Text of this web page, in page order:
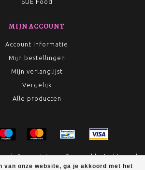
van onze website, ga je akkoord met het
SUE Food
MIJN ACCOUNT
Account informatie
Mijn bestellingen
Mijn verlanglijst
Vergelijk
Alle producten
Conceptstore - Powered byLightspeed
Theme by Dyvelopment